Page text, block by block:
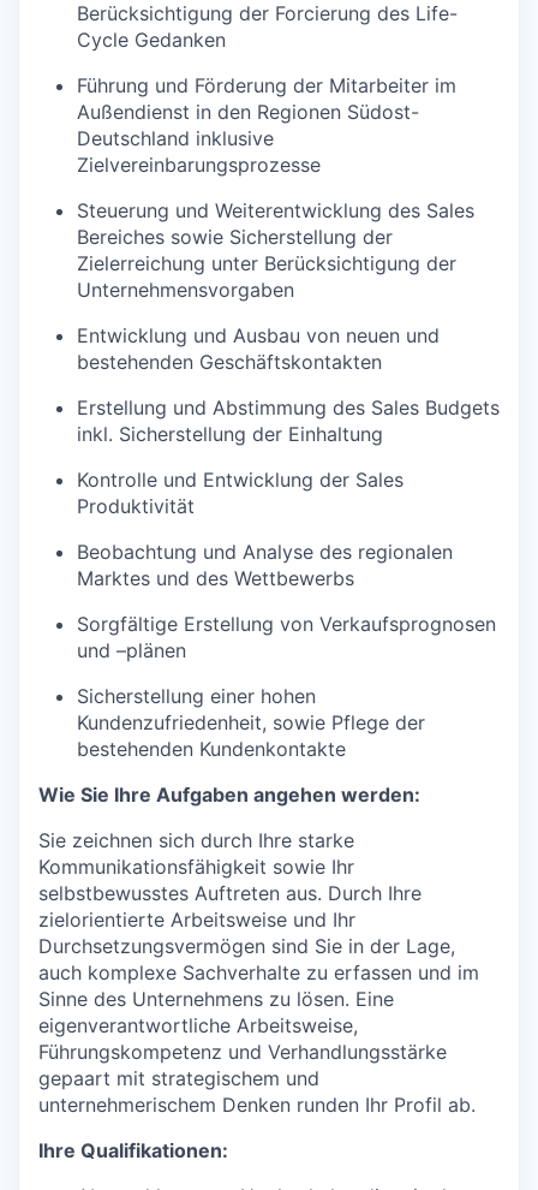
Berücksichtigung der Forcierung des Life-
Cycle Gedanken
Führung und Förderung der Mitarbeiter im
Außendienst in den Regionen Südost-
Deutschland inklusive
Zielvereinbarungsprozesse
Steuerung und Weiterentwicklung des Sales
Bereiches sowie Sicherstellung der
Zielerreichung unter Berücksichtigung der
Unternehmensvorgaben
Entwicklung und Ausbau von neuen und
bestehenden Geschäftskontakten
Erstellung und Abstimmung des Sales Budgets
inkl. Sicherstellung der Einhaltung
Kontrolle und Entwicklung der Sales
Produktivität
Beobachtung und Analyse des regionalen
Marktes und des Wettbewerbs
Sorgfältige Erstellung von Verkaufsprognosen
und –plänen
Sicherstellung einer hohen
Kundenzufriedenheit, sowie Pflege der
bestehenden Kundenkontakte
Wie Sie Ihre Aufgaben angehen werden:
Sie zeichnen sich durch Ihre starke
Kommunikationsfähigkeit sowie Ihr
selbstbewusstes Auftreten aus. Durch Ihre
zielorientierte Arbeitsweise und Ihr
Durchsetzungsvermögen sind Sie in der Lage,
auch komplexe Sachverhalte zu erfassen und im
Sinne des Unternehmens zu lösen. Eine
eigenverantwortliche Arbeitsweise,
Führungskompetenz und Verhandlungsstärke
gepaart mit strategischem und
unternehmerischem Denken runden Ihr Profil ab.
Ihre Qualifikationen: